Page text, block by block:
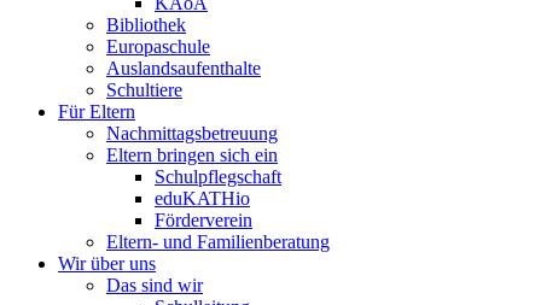
Bibliothek
Europaschule
Auslandsaufenthalte
Schultiere
Für Eltern
Nachmittagsbetreuung
Eltern bringen sich ein
Schulpflegschaft
eduKATHio
Förderverein
Eltern- und Familienberatung
Wir über uns
Das sind wir